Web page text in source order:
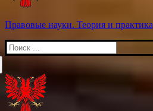
Правовые науки. Теория и практика
Искать: